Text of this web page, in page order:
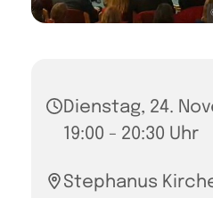
Dienstag, 24.
19:00 - 20:30 Uhr
Stephanus